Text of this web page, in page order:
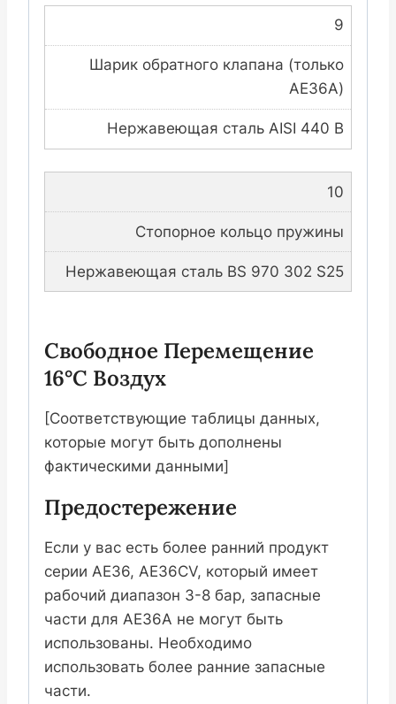
9
Шарик обратного клапана (только
AE36A)
Нержавеющая сталь AISI 440 B
10
Стопорное кольцо пружины
Нержавеющая сталь BS 970 302 S25
Свободное Перемещение
16°C Воздух
[Соответствующие таблицы данных,
которые могут быть дополнены
фактическими данными]
Предостережение
Если у вас есть более ранний продукт
серии AE36, AE36CV, который имеет
рабочий диапазон 3-8 бар, запасные
части для AE36A не могут быть
использованы. Необходимо
использовать более ранние запасные
части.